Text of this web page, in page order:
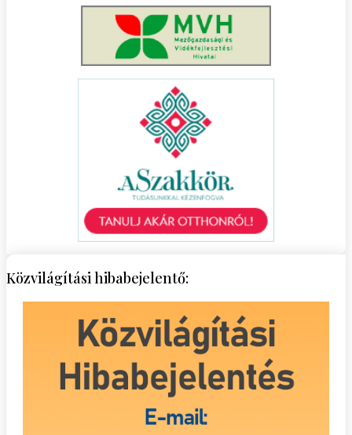
Közvilágítási hibabejelentő: